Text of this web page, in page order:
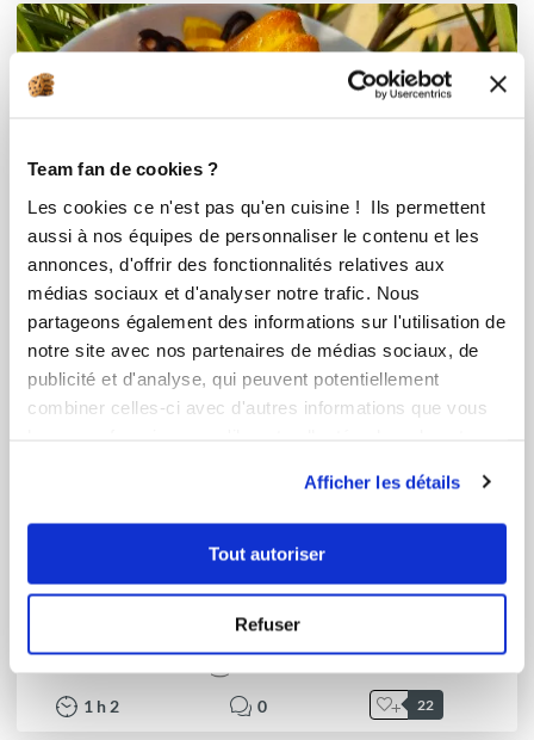
Team fan de cookies ?
Les cookies ce n'est pas qu'en cuisine ! Ils permettent
aussi à nos équipes de personnaliser le contenu et les
annonces, d'offrir des fonctionnalités relatives aux
médias sociaux et d'analyser notre trafic. Nous
partageons également des informations sur l'utilisation de
notre site avec nos partenaires de médias sociaux, de
publicité et d'analyse, qui peuvent potentiellement
combiner celles-ci avec d'autres informations que vous
Afficher les détails
Tout autoriser
Refuser
1 h2 0 22